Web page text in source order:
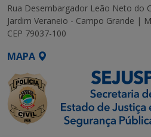
Rua Desembargador Leão Neto do
Jardim Veraneio - Campo Grande |
CEP 79037-100
MAPA